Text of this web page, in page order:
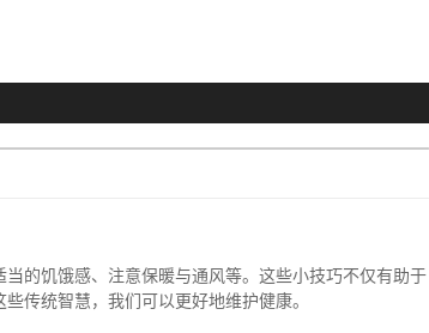
的饥饿感、注意保暖与通风等。这些小技巧不仅有助于
传统智慧，我们可以更好地维护健康。